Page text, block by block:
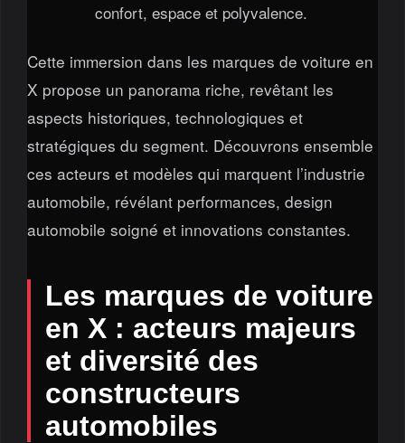
confort, espace et polyvalence.
Cette immersion dans les marques de voiture en
X propose un panorama riche, revêtant les
aspects historiques, technologiques et
stratégiques du segment. Découvrons ensemble
ces acteurs et modèles qui marquent l’industrie
automobile, révélant performances, design
automobile soigné et innovations constantes.
Les marques de voiture
en X : acteurs majeurs
et diversité des
constructeurs
automobiles